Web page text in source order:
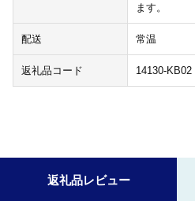
ます。
配送 常温
返礼品コード 14130-KB02
返礼品レビュー